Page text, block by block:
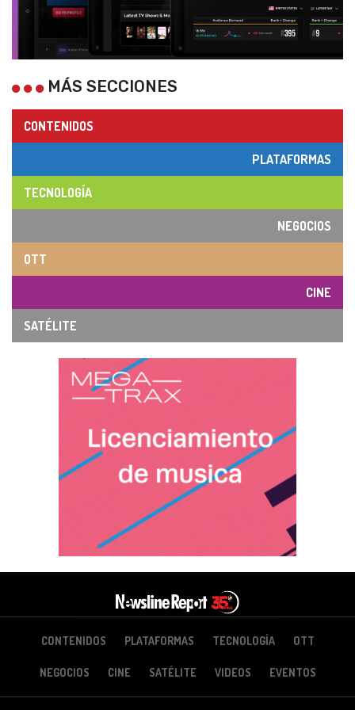
MÁS SECCIONES
CONTENIDOS
PLATAFORMAS
TECNOLOGÍA
NEGOCIOS
OTT
CINE
SATÉLITE
CONTENIDOS PLATAFORMAS TECNOLOGÍA OTT
NEGOCIOS CINE SATÉLITE VIDEOS EVENTOS